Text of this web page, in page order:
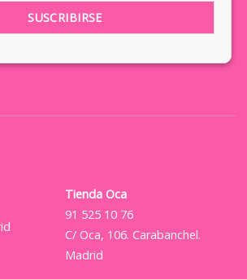
Tienda Oca
91 525 10 76
C/ Oca, 106. Carabanchel.
Madrid